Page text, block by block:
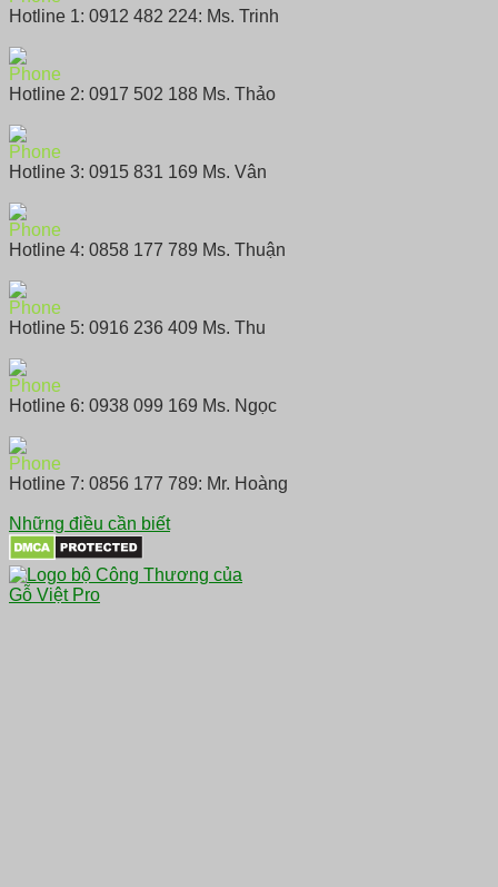
Hotline 1: 0912 482 224: Ms. Trinh
Hotline 2: 0917 502 188 Ms. Thảo
Hotline 3: 0915 831 169 Ms. Vân
Hotline 4: 0858 177 789 Ms. Thuận
Hotline 5: 0916 236 409 Ms. Thu
Hotline 6: 0938 099 169 Ms. Ngọc
Hotline 7: 0856 177 789: Mr. Hoàng
Những điều cần biết